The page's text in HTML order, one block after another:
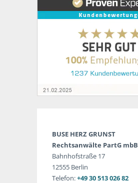
BUSE HERZ GRUNST
Rechtsanwälte PartG mbB
Bahnhofstraße 17
12555 Berlin
Telefon:+49 30 513 026 82